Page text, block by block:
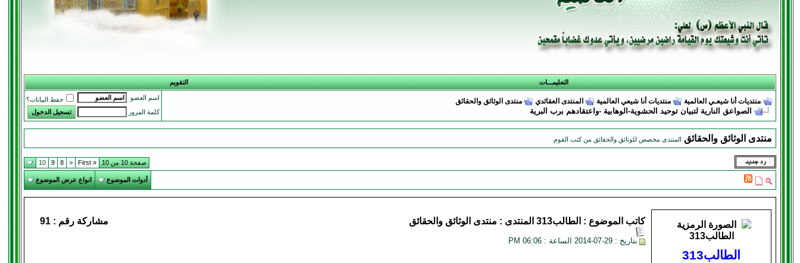
التعليمـــات التقويم
منتديات أنا شيعـي العالمية منتديات أنا شيعي العالمية المنتدى العقائدي منتدى الوثائق والحقائق
الصواعق النارية لتبيان توحيد الحشوية-الوهابية -واعتقادهم برب البرية
اسم العضو
حفظ البيانات؟
كلمة المرور
منتدى الوثائق والحقائق المنتدى مخصص للوثائق والحقائق من كتب القوم
صفحة 10 من 10 « First
<
8
9
10
أدوات الموضوع انواع عرض الموضوع
الطالب313
مشاركة رقم : 91 كاتب الموضوع : الطالب313 المنتدى : منتدى الوثائق والحقائق
بتاريخ : 29-07-2014 الساعة : 06:06 PM